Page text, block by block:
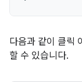
다음과 같이 클릭
할 수 있습니다.